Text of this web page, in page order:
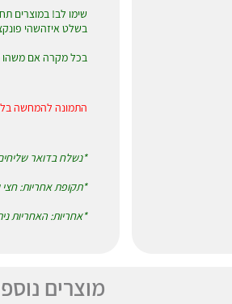
בשלט איזהשהי פונקציה,
בכל מקרה אם משהו
התמונה להמחשה
*נשלח בדואר
*תקופת אחריות: חצי
*אחריות: האחריות
מוצרים